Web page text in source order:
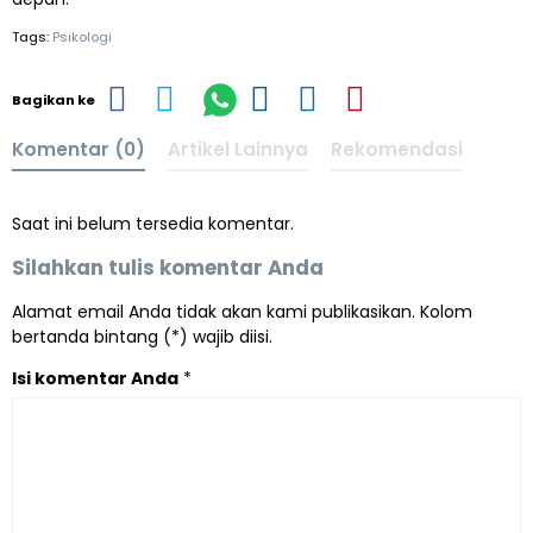
Tags: Psikologi
Bagikan ke
Komentar (0) Artikel Lainnya Rekomendasi
Saat ini belum tersedia komentar.
Silahkan tulis komentar Anda
Alamat email Anda tidak akan kami publikasikan. Kolom
bertanda bintang (*) wajib diisi.
Isi komentar Anda *